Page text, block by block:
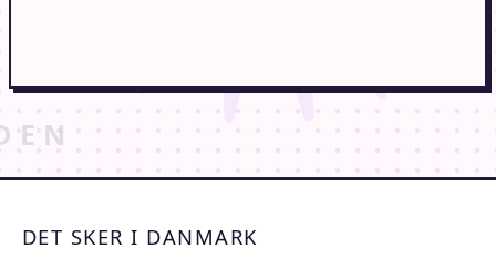
DET SKER I DANMARK